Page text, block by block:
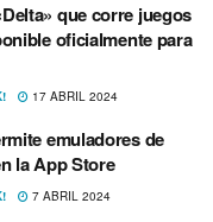
que corre juegos
oficialmente para
17 ABRIL 2024
emuladores de
la App Store
7 ABRIL 2024